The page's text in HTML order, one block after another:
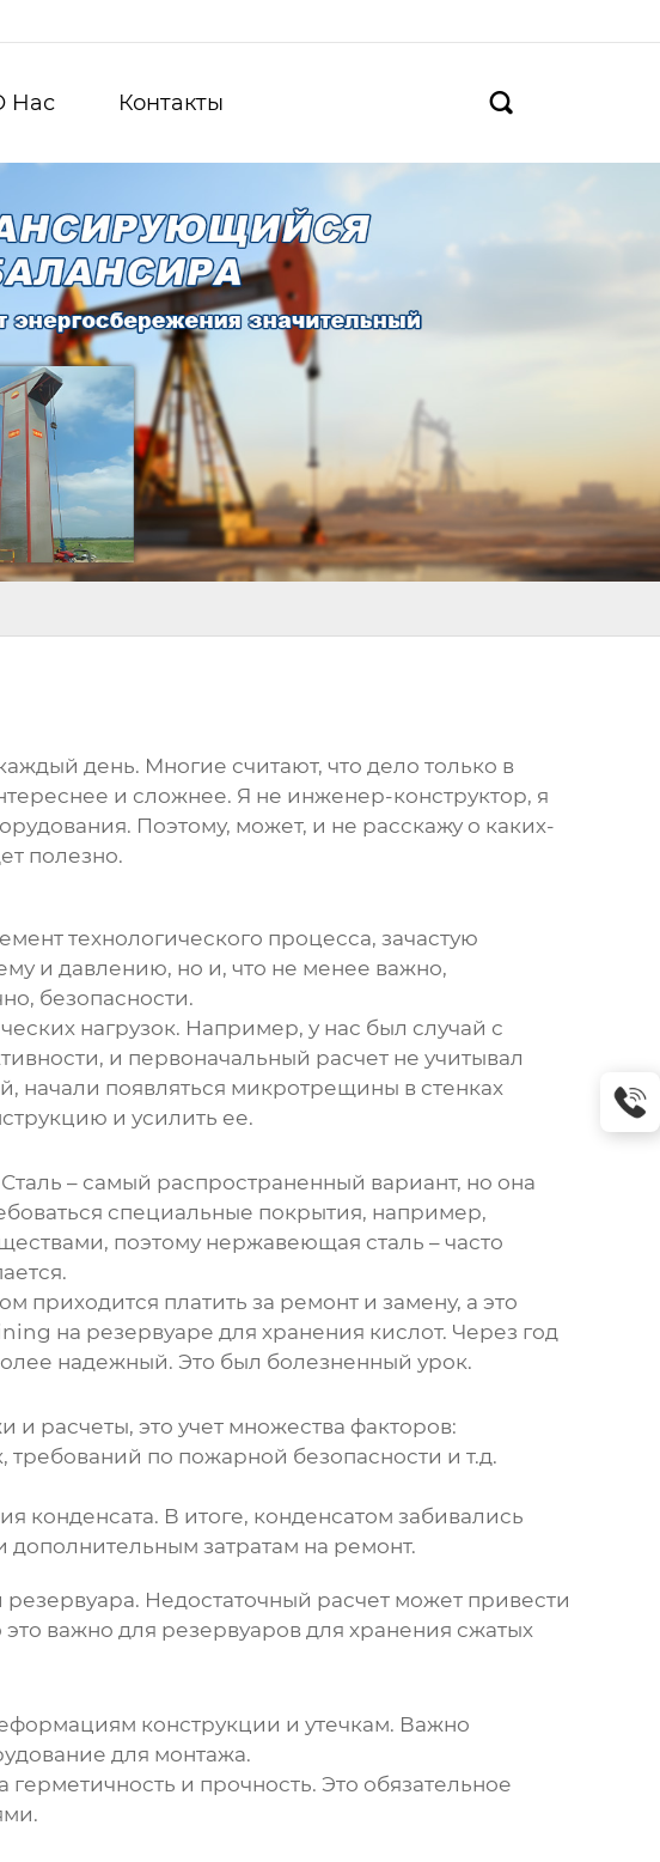
Hас Контакты 
день. Многие считают, что дело только в
и сложнее. Я не инженер-конструктор, я
Поэтому, может, и не расскажу о каких-
полезно.
технологического процесса, зачастую
и давлению, но и, что не менее важно,
безопасности.
нагрузок. Например, у нас был случай с
и первоначальный расчет не учитывал
начали появляться микротрещины в стенках
и усилить ее.
– самый распространенный вариант, но она
специальные покрытия, например,
поэтому нержавеющая сталь – часто
приходится платить за ремонт и замену, а это
на резервуаре для хранения кислот. Через год
надежный. Это был болезненный урок.
расчеты, это учет множества факторов:
по пожарной безопасности и т.д.
конденсата. В итоге, конденсатом забивались
затратам на ремонт.
Недостаточный расчет может привести
важно для резервуаров для хранения сжатых
конструкции и утечкам. Важно
для монтажа.
и прочность. Это обязательное